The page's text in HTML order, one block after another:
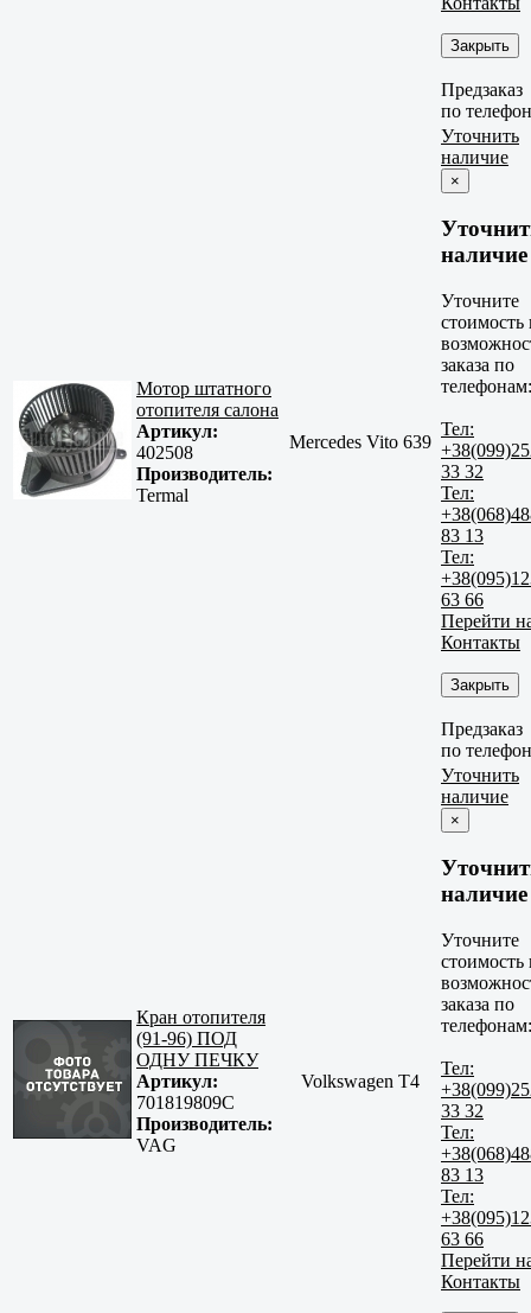
Закрыть
Предзаказ
по
Мотор штатного
отопителя салона
Артикул:
402508
Производитель:
Termal
Mercedes Vito 639
Уточнить
наличие
×
наличие
Уточните
стоимость
заказа по
телефонам:
Тел:
33 32
Тел:
83 13
Тел:
63 66
Перейти
Контакты
Закрыть
Предзаказ
по
Кран отопителя
(91-96) ПОД
ОДНУ ПЕЧКУ
Артикул:
701819809C
Производитель:
VAG
Volkswagen T4
Уточнить
наличие
×
наличие
Уточните
стоимость
заказа по
телефонам:
Тел:
33 32
Тел:
83 13
Тел:
63 66
Перейти
Контакты